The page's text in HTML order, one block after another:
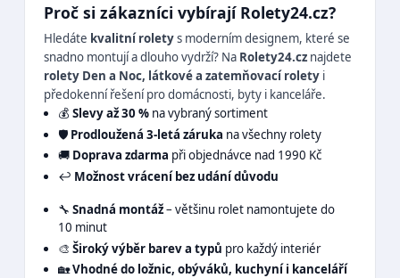
Proč si zákazníci vybírají Rolety24.cz?
Hledáte kvalitní roletys moderním designem, které se
snadno montují a dlouho vydrží? Na Rolety24.cz najdete
rolety Den a Noc, látkové a zatemňovací rolety i
předokenní řešení pro domácnosti, byty i kanceláře.
💰 Slevy až 30 %na vybraný sortiment
🛡️ Prodloužená 3-letá záruka na všechny rolety
🚚 Doprava zdarma při objednávce nad 1990 Kč
↩️ Možnost vrácení bez udání důvodu
🔧 Snadná montáž– většinu rolet namontujete do
10 minut
🎨 Široký výběr barev a typů pro každý interiér
🏡Vhodné do ložnic, obýváků, kuchyní i kanceláří